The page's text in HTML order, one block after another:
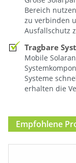
Bereich
zu verbinden
Ausfallschutz
Tragbare
Mobile
Systeme
erhalten die
Empfohlene